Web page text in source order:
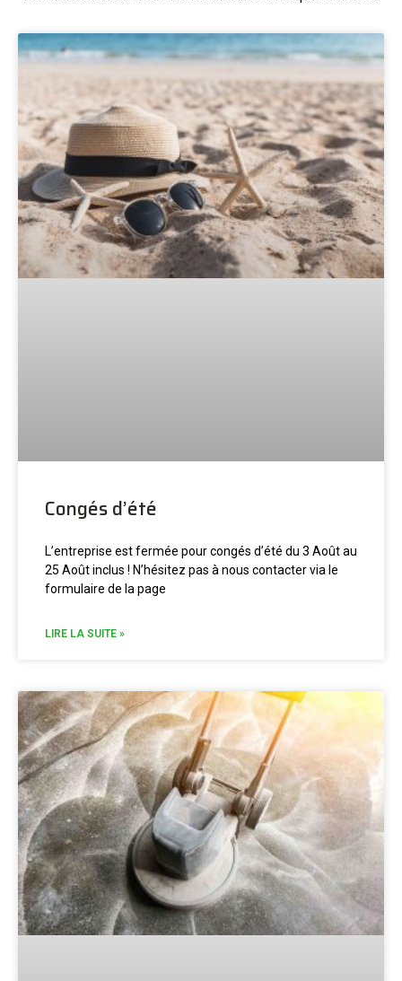
Congés d’été
L’entreprise est fermée pour congés d’été du 3 Août au
25 Août inclus ! N’hésitez pas à nous contacter via le
formulaire de la page
LIRE LA SUITE »